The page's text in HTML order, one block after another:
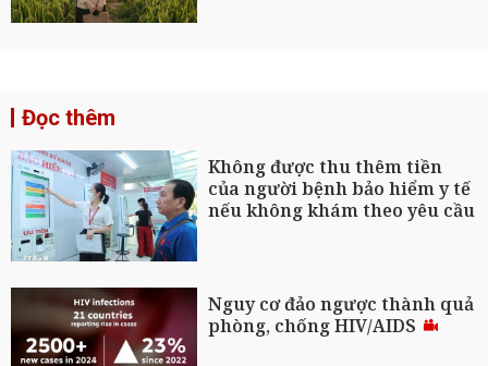
Đọc thêm
Không được thu thêm tiền
của người bệnh bảo hiểm y tế
nếu không khám theo yêu cầu
Nguy cơ đảo ngược thành quả
phòng, chống HIV/AIDS